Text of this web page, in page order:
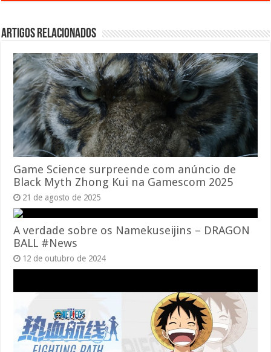
Artigos relacionados
Game Science surpreende com anúncio de
Black Myth Zhong Kui na Gamescom 2025
21 de agosto de 2025
A verdade sobre os Namekuseijins – DRAGON
BALL #News
12 de outubro de 2024